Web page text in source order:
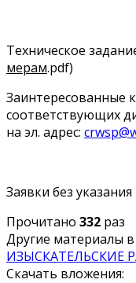
Техническое
мерам.pdf)
Заинтересованные
соответствующих
на эл. адрес:
Заявки без
Прочитано 332 раз
Другие материалы в
ИЗЫСКАТЕЛЬСКИЕ
Скачать вложения: